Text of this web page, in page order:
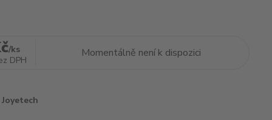
/ks
DPH
Momentálně není k dispozici
Joyetech